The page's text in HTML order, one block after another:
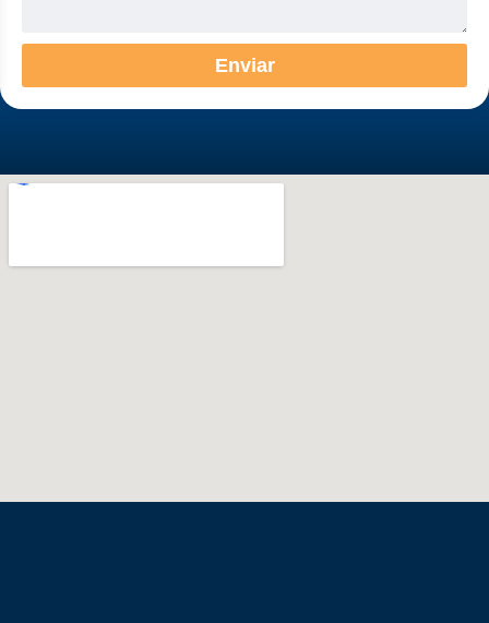
Enviar